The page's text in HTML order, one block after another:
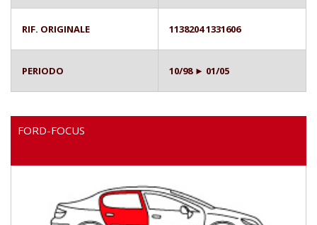
RIF. ORIGINALE 1138204 1331606
PERIODO 10/98 ► 01/05
FORD-FOCUS